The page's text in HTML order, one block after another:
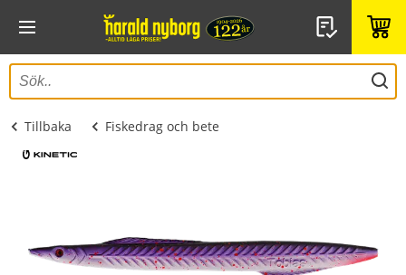
Tillbaka Fiskedrag och bete